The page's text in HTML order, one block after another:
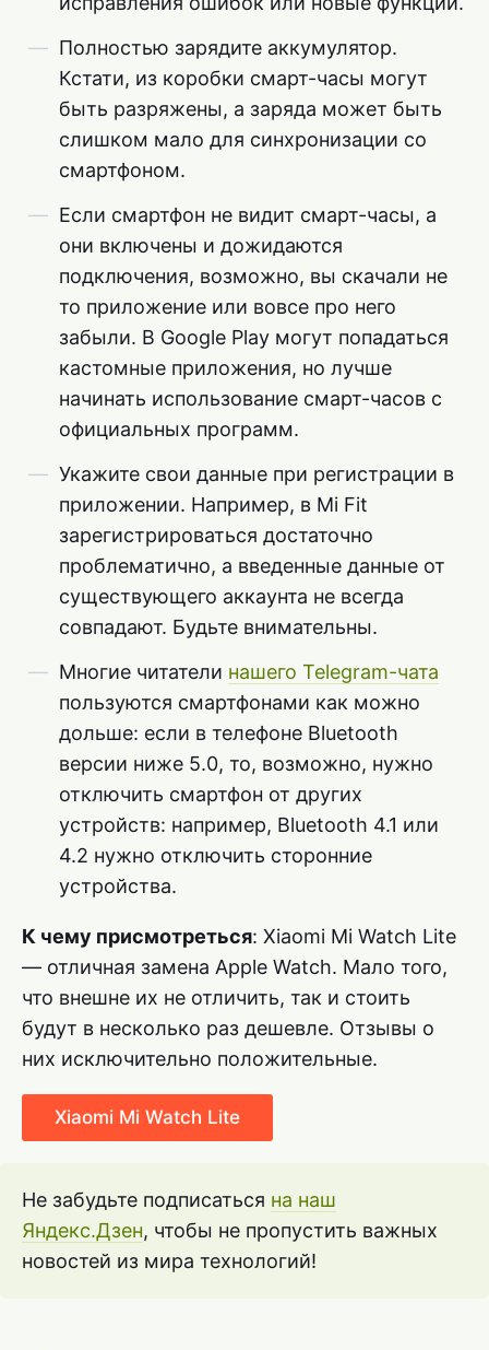
Полностью зарядите аккумулятор.
Кстати, из коробки смарт-часы могут
быть разряжены, а заряда может быть
слишком мало для синхронизации со
смартфоном.
Если смартфон не видит смарт-часы, а
они включены и дожидаются
подключения, возможно, вы скачали не
то приложение или вовсе про него
забыли. В Google Play могут попадаться
кастомные приложения, но лучше
начинать использование смарт-часов с
официальных программ.
Укажите свои данные при регистрации в
приложении. Например, в Mi Fit
зарегистрироваться достаточно
проблематично, а введенные данные от
существующего аккаунта не всегда
совпадают. Будьте внимательны.
Многие читатели нашего Telegram-чата
пользуются смартфонами как можно
дольше: если в телефоне Bluetooth
версии ниже 5.0, то, возможно, нужно
отключить смартфон от других
устройств: например, Bluetooth 4.1 или
4.2 нужно отключить сторонние
устройства.
К чему присмотреться: Xiaomi Mi Watch Lite
— отличная замена Apple Watch. Мало того,
что внешне их не отличить, так и стоить
будут в несколько раз дешевле. Отзывы о
них исключительно положительные.
Xiaomi Mi Watch Lite
Не забудьте подписаться на наш
Яндекс.Дзен, чтобы не пропустить важных
новостей из мира технологий!